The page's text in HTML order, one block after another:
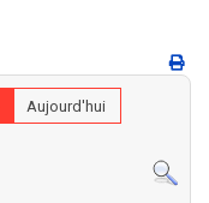
Aujourd'hui